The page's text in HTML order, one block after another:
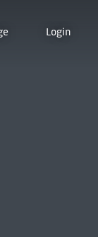
Login